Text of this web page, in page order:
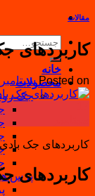
جستجو
برای:
خانه
محصولات
جک
پرس
مقالات
کاربردهای
Posted on سپتامبر 17, 2025
کاربردهای جک
کاربردهای